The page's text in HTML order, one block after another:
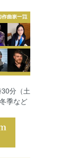
分（土
季など